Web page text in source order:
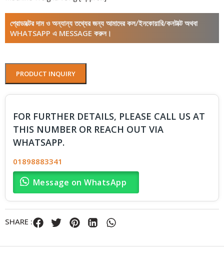
প্রোডাক্টের দাম ও অন্যান্য তথ্যের জন্য আমাদের কল/ইনকোয়ারি/কনটাক্ট অথবা
WHATSAPP এ MESSAGE করুন।
PRODUCT INQUIRY
FOR FURTHER DETAILS, PLEASE CALL US AT
THIS NUMBER OR REACH OUT VIA
WHATSAPP.
01898883341
Message on WhatsApp
SHARE :